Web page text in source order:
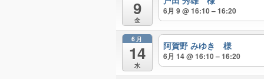
9
金
6月 9 @ 16:10 – 16:20
6月
14
水
阿賀野 みゆき 様
6月 14 @ 16:10 – 16:20